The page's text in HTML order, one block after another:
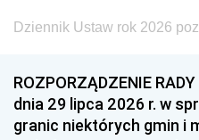
Dziennik Ustaw rok 2026
ROZPORZĄDZENIE
dnia 29 lipca 2026 r. w
granic niektórych gmin i